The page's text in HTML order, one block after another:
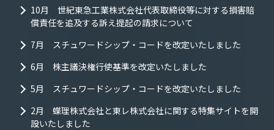
10月 世紀東急工業株式会社代表取締役等に対する損害賠
償責任を追及する訴え提起の請求について
7月 スチュワードシップ・コードを改定いたしました
6月 株主議決権行使基準を改定いたしました
5月 スチュワードシップ・コードを改定いたしました
2月 蝶理株式会社と東レ株式会社に関する特集サイトを開
設いたしました